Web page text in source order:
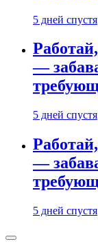
5 дней спустя
—
5 дней спустя
—
5 дней спустя